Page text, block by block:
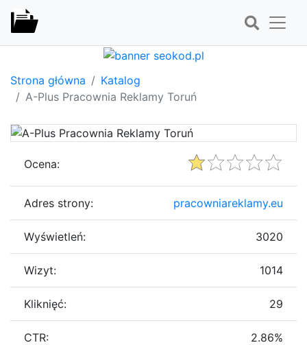
Strona główna
Katalog
A-Plus Pracownia Reklamy Toruń
Ocena:
Adres strony: pracowniareklamy.eu
Wyświetleń: 3020
Wizyt: 1014
Kliknięć: 29
CTR: 2.86%